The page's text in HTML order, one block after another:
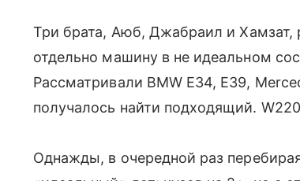
Три брата, Аюб, Джабраил и Хамзат,
отдельно машину в не идеальном
Рассматривали BMW E34, E39,
получалось найти подходящий.
Однажды, в очередной раз